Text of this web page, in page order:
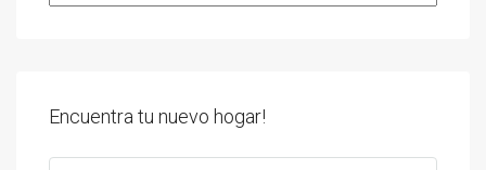
Encuentra tu nuevo hogar!